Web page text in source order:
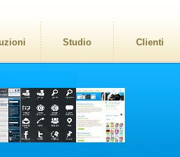
Studio Clienti